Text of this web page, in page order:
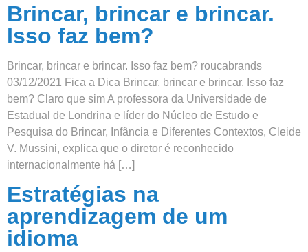
Brincar, brincar e brincar.
Isso faz bem?
Brincar, brincar e brincar. Isso faz bem? roucabrands
03/12/2021 Fica a Dica Brincar, brincar e brincar. Isso faz
bem? Claro que sim A professora da Universidade de
Estadual de Londrina e líder do Núcleo de Estudo e
Pesquisa do Brincar, Infância e Diferentes Contextos, Cleide
V. Mussini, explica que o diretor é reconhecido
internacionalmente há […]
Estratégias na
aprendizagem de um
idioma